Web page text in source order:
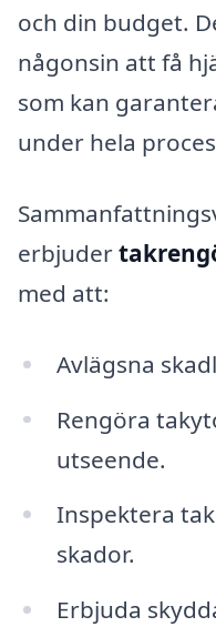
och din budget.
någonsin att få
som kan
under hela
erbjuder
med att:
Avlägsna
Rengöra
utseende.
Inspektera
skador.
Erbjuda